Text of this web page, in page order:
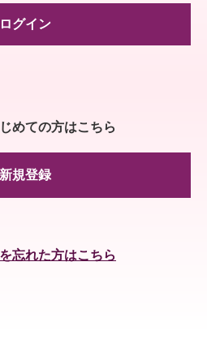
ログイン
めての方はこちら
新規登録
忘れた方はこちら